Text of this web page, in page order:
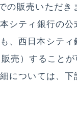
の販売いただ
シティ銀行の
、西日本シテ
売）すること
については、下